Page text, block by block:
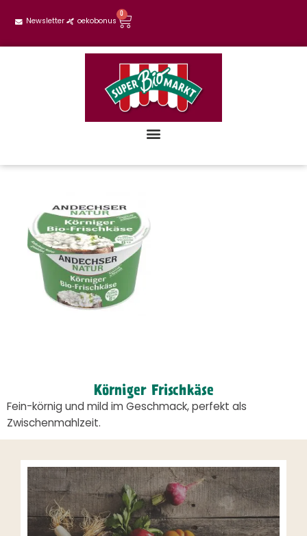
Newsletter oekobonus
0
Körniger Frischkäse
Fein-körnig und mild im Geschmack, perfekt als
Zwischenmahlzeit.